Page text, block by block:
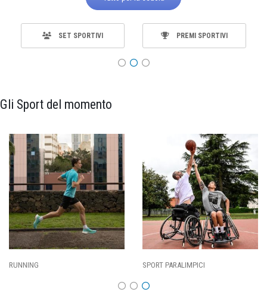
SET SPORTIVI PREMI SPORTIVI
Gli Sport del momento
CALCIO